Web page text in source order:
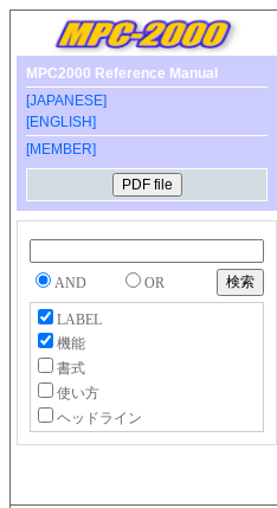
MPC2000 Reference Manual
[JAPANESE]
[ENGLISH]
[MEMBER]
AND OR
LABEL
機能
書式
使い方
ヘッドライン